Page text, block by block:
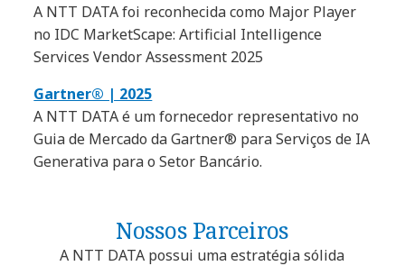
A NTT DATA foi reconhecida como Major Player
no IDC MarketScape: Artificial Intelligence
Services Vendor Assessment 2025
Gartner® | 2025
A NTT DATA é um fornecedor representativo no
Guia de Mercado da Gartner® para Serviços de IA
Generativa para o Setor Bancário.
Nossos Parceiros
A NTT DATA possui uma estratégia sólida